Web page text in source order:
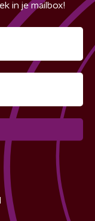
in je mailbox!